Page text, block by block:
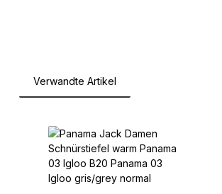
Verwandte Artikel